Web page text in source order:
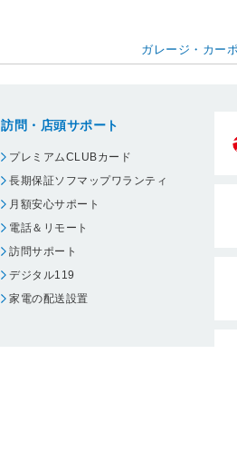
ガレージ・カー
訪問・店頭サポート
プレミアムCLUBカード
長期保証ソフマップワランティ
月額安心サポート
電話＆リモート
訪問サポート
デジタル119
家電の配送設置